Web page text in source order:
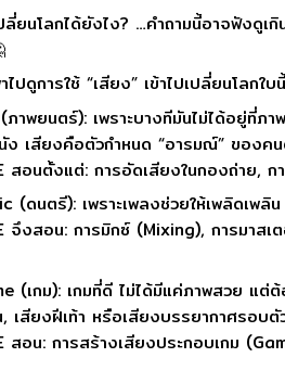
ลี่ยนโลกได้ยังไง? …คำถามนี้อาจฟังดู
ไปดูการใช้ “เสียง” เข้าไปเปลี่ยนโลกใ
ภาพยนตร์): เพราะบางทีมันไม่ได้อยู่ที่ภ
ง เสียงคือตัวกำหนด “อารมณ์” ของค
สอนตั้งแต่: การอัดเสียงในกองถ่าย,
(ดนตรี): เพราะเพลงช่วยให้เพลิดเพ
จึงสอน: การมิกซ์ (Mixing), การมาส
(เกม): เกมที่ดี ไม่ได้มีแค่ภาพสวย แต่
เสียงฝีเท้า หรือเสียงบรรยากาศรอบ
สอน: การสร้างเสียงประกอบเกม